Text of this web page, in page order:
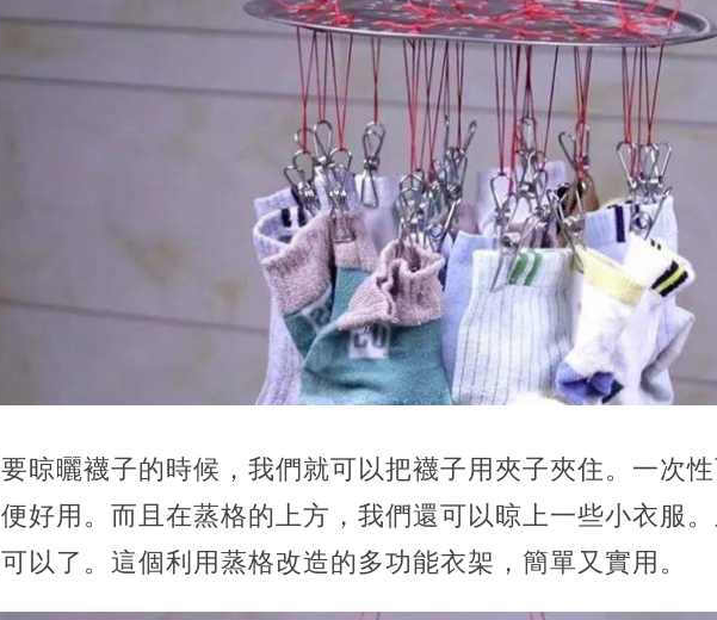
晾曬襪子的時候，我們就可以把襪子用夾子夾住。一次
好用。而且在蒸格的上方，我們還可以晾上一些小衣服
以了。這個利用蒸格改造的多功能衣架，簡單又實用。